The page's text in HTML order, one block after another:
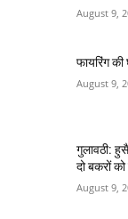
August 9,
फायरिंग की
August 9,
गुलावठी:
दो बकरों को
August 9,